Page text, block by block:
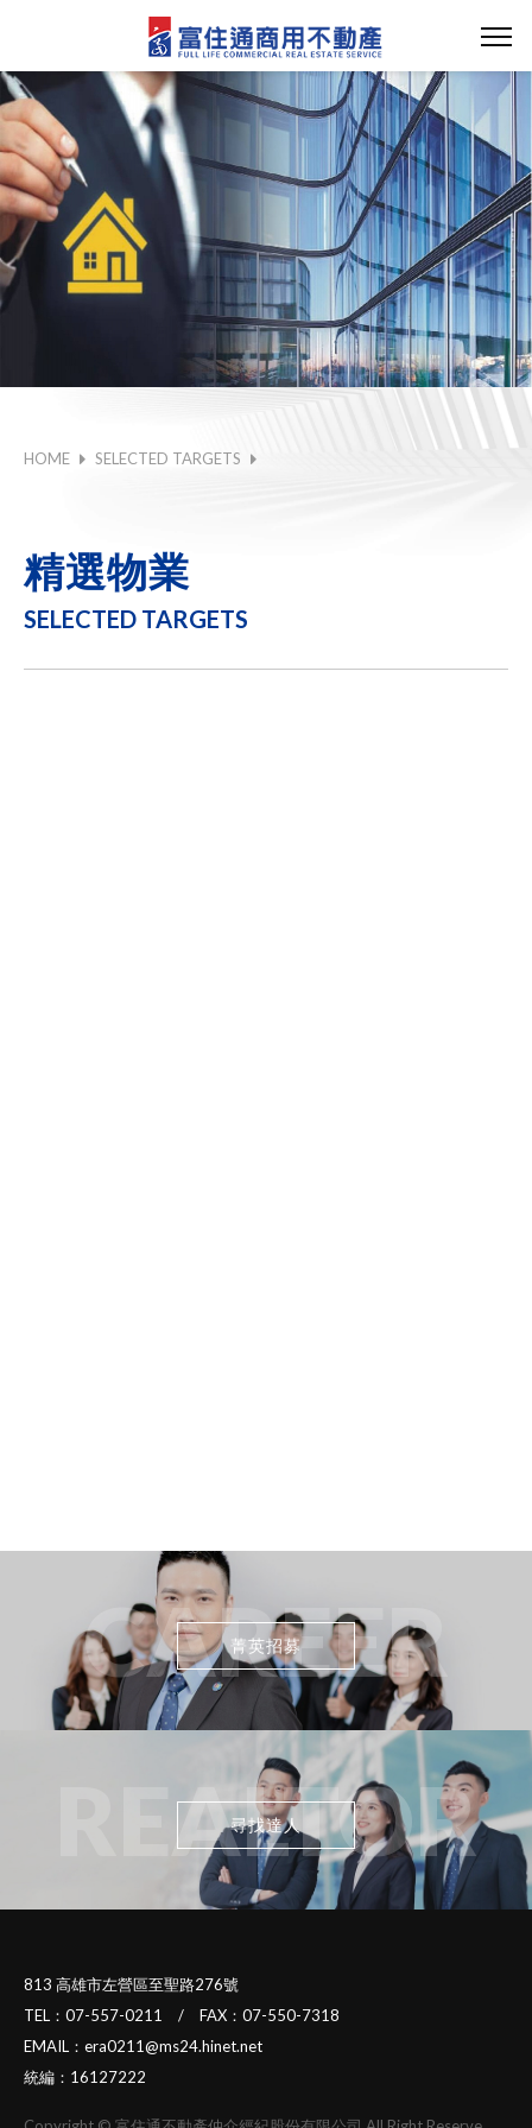
HOME SELECTED TARGETS
精選物業
SELECTED TARGETS
CAREER
菁英招募
REALTOR
尋找達人
813 高雄市左營區至聖路276號
TEL：07-557-0211 / FAX：07-550-7318
EMAIL：era0211@ms24.hinet.net
統編：16127222